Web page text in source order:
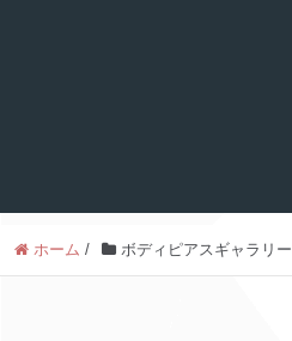
ホーム / ボディピアスギャラリー